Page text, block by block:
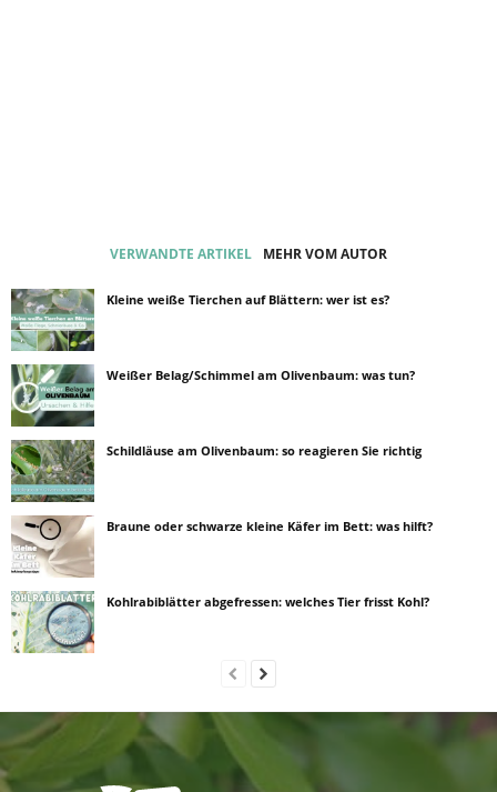
VERWANDTE ARTIKEL MEHR VOM AUTOR
Kleine weiße Tierchen auf Blättern: wer ist es?
Weißer Belag/Schimmel am Olivenbaum: was tun?
Schildläuse am Olivenbaum: so reagieren Sie richtig
Braune oder schwarze kleine Käfer im Bett: was hilft?
Kohlrabiblätter abgefressen: welches Tier frisst Kohl?